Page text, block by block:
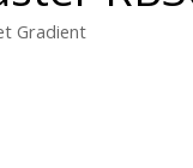
Gradient